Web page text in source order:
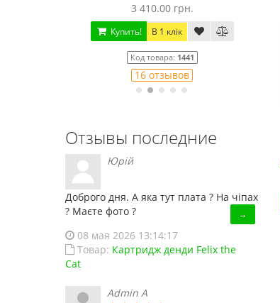
3 410.00 грн.
Купить! В 1 клік
Код товара: 1441
16 отзывов
Отзывы последние
Юрій
Доброго дня. А яка тут плата ? На чіпах
? Маєте фото ?
→
08 мая 2026 13:14:17
Товар: Картридж денди Felix the
Cat
Admin A